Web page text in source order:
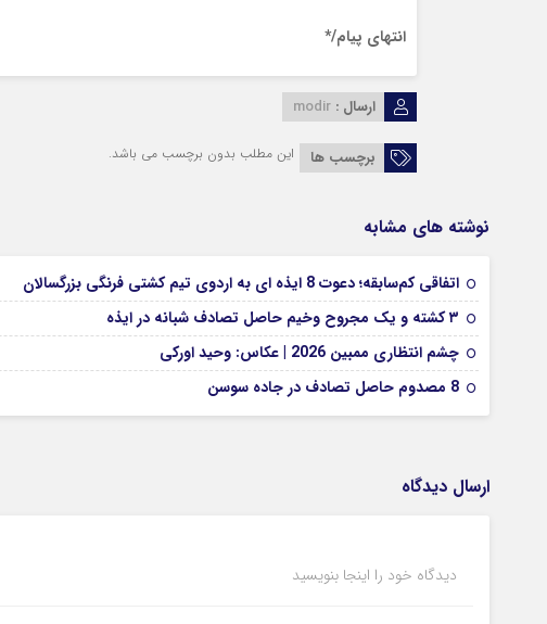
انتهای پیام/*
ارسال : modir
برچسب ها این مطلب بدون برچسب می باشد.
نوشته های مشابه
اتفاقی کم‌سابقه؛ دعوت 8 ایذه ای به اردوی تیم کشتی فرنگی بزرگسالان
۳ کشته و یک مجروح وخیم حاصل تصادف شبانه در ایذه
چشم انتظاری ممبین 2026 | عکاس: وحید اورکی
8 مصدوم حاصل تصادف در جاده سوسن
ارسال دیدگاه
دیدگاه خود را اینجا بنویسید